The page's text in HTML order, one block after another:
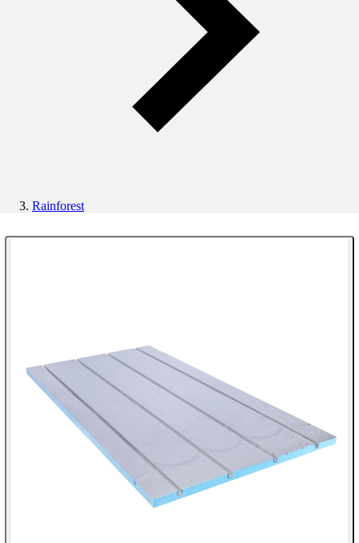
Rainforest